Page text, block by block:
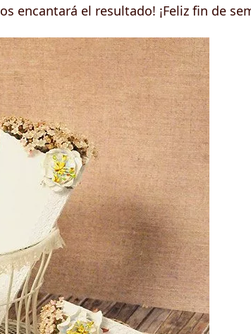
encantará el resultado! ¡Feliz fin de